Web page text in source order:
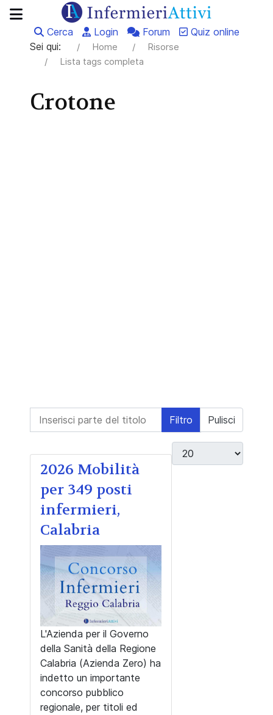
Cerca Login Forum
Quiz online
Sei qui:
Home
Risorse
Lista tags completa
Crotone
Inserisci parte del titolo Filtro Pulisci
Visualizza #
2026 Mobilità
per 349 posti
infermieri,
Calabria
L'Azienda per il Governo
della Sanità della Regione
Calabria (Azienda Zero) ha
indetto un importante
concorso pubblico
regionale, per titoli ed